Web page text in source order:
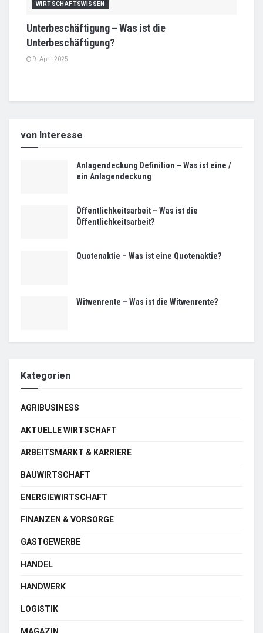
WIRTSCHAFTSWISSEN
Unterbeschäftigung – Was ist die
Unterbeschäftigung?
9. April 2025
von Interesse
Anlagendeckung Definition – Was ist eine /
ein Anlagendeckung
Öffentlichkeitsarbeit – Was ist die
Öffentlichkeitsarbeit?
Quotenaktie – Was ist eine Quotenaktie?
Witwenrente – Was ist die Witwenrente?
Kategorien
AGRIBUSINESS
AKTUELLE WIRTSCHAFT
ARBEITSMARKT & KARRIERE
BAUWIRTSCHAFT
ENERGIEWIRTSCHAFT
FINANZEN & VORSORGE
GASTGEWERBE
HANDEL
HANDWERK
LOGISTIK
MAGAZIN